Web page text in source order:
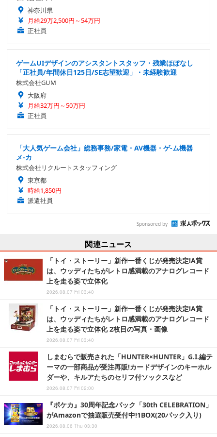
神奈川県
月給29万2,500円～54万円
正社員
ゲームUIデザインのアシスタントスタッフ・残業ほぼなし
「正社員/年間休日125日/SE志望歓迎」・未経験歓迎
株式会社GUM
大阪府
月給32万円～50万円
正社員
「大人気ゲーム会社」総務事務/家電・AV機器・ゲ-ム機器
メ-カ
株式会社リクルートスタッフィング
東京都
時給1,850円
派遣社員
Sponsored by
関連ニュース
「トイ・ストーリー」新作一番くじが発売決定!A賞
は、ウッディたちがレトロ感満載のアナログレコード
上を走る姿で立体化
2026.08.07 Fri 03:40
「トイ・ストーリー」新作一番くじが発売決定!A賞
は、ウッディたちがレトロ感満載のアナログレコード
上を走る姿で立体化 2枚目の写真・画像
2026.08.07 Fri 03:40
しまむらで販売された「HUNTER×HUNTER」G.I.編テ
ーマの一部商品が受注再販!カードデザインのキーホル
ダーや、キルアたちのセリフ付ソックスなど
2026.08.07 Fri 02:00
『ポケカ』30周年記念パック「30th CELEBRATION」
がAmazonで抽選販売受付中!1BOX(20パック入り)
2026.08.06 Thu 03:30